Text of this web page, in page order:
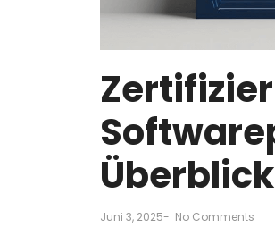
Überblick
Juni 3, 2025- No Comments